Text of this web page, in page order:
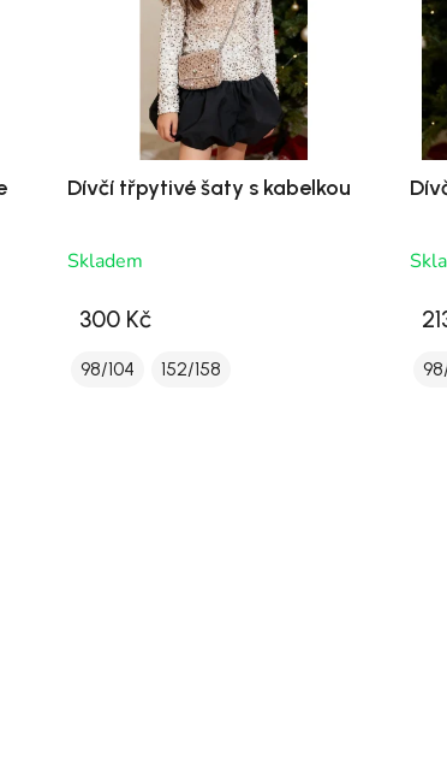
Dívčí třpytivé šaty s kabelkou
Skladem
300 Kč
98/104 152/158